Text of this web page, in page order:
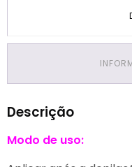
Descrição
Modo de uso: